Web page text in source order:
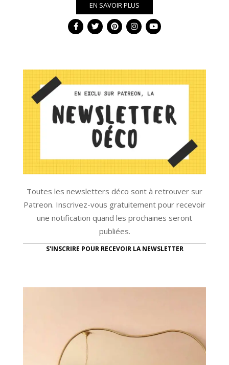
EN SAVOIR PLUS
Toutes les newsletters déco sont à retrouver sur
Patreon. Inscrivez-vous gratuitement pour recevoir
une notification quand les prochaines seront
publiées.
S'INSCRIRE POUR RECEVOIR LA NEWSLETTER